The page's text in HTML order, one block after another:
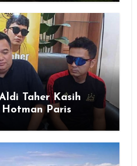
Taher Kasih
Paris